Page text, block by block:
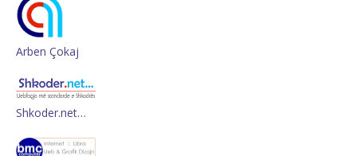
Arben Çokaj
Shkoder.net…